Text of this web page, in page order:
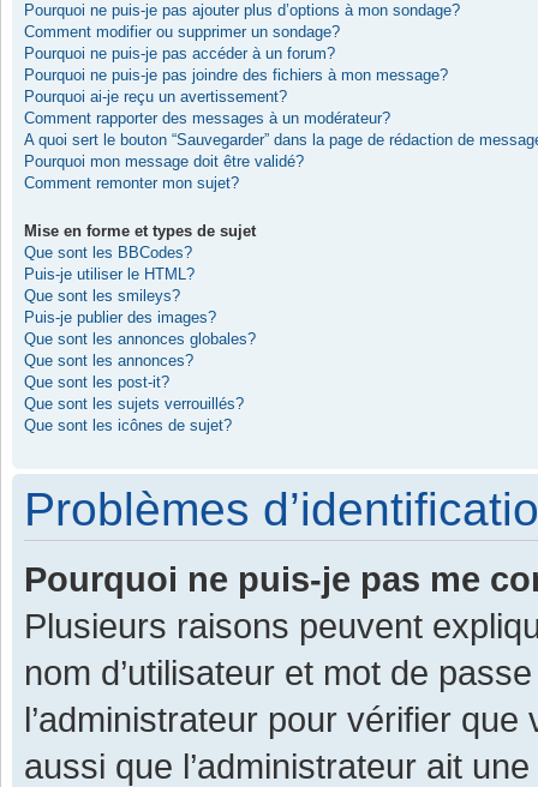
Pourquoi ne puis-je pas ajouter plus d’options à mon sondage?
Comment modifier ou supprimer un sondage?
Pourquoi ne puis-je pas accéder à un forum?
Pourquoi ne puis-je pas joindre des fichiers à mon message?
Pourquoi ai-je reçu un avertissement?
Comment rapporter des messages à un modérateur?
A quoi sert le bouton “Sauvegarder” dans la page de rédaction de
Pourquoi mon message doit être validé?
Comment remonter mon sujet?
Mise en forme et types de sujet
Que sont les BBCodes?
Puis-je utiliser le HTML?
Que sont les smileys?
Puis-je publier des images?
Que sont les annonces globales?
Que sont les annonces?
Que sont les post-it?
Que sont les sujets verrouillés?
Que sont les icônes de sujet?
Problèmes
Pourquoi ne puis-je pas me
Plusieurs raisons peuvent
nom d’utilisateur et mot de
l’administrateur pour vérifier
aussi que l’administrateur ait